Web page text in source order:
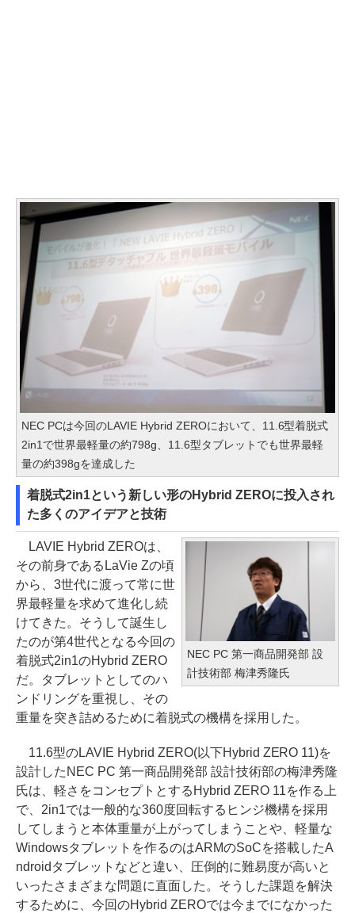
NEC PCは今回のLAVIE Hybrid ZEROにおいて、11.6型着脱式
2in1で世界最軽量の約798g、11.6型タブレットでも世界最軽
量の約398gを達成した
着脱式2in1という新しい形のHybrid ZEROに投入され
た多くのアイデアと技術
NEC PC 第一商品開発部 設
計技術部 梅津秀隆氏
LAVIE Hybrid ZEROは、
その前身であるLaVie Zの頃
から、3世代に渡って常に世
界最軽量を求めて進化し続
けてきた。そうして誕生し
たのが第4世代となる今回の
着脱式2in1のHybrid ZERO
だ。タブレットとしてのハ
ンドリングを重視し、その
重量を突き詰めるために着脱式の機構を採用した。
11.6型のLAVIE Hybrid ZERO(以下Hybrid ZERO 11)を
設計したNEC PC 第一商品開発部 設計技術部の梅津秀隆
氏は、軽さをコンセプトとするHybrid ZERO 11を作る上
で、2in1では一般的な360度回転するヒンジ機構を採用
してしまうと本体重量が上がってしまうことや、軽量な
Windowsタブレットを作るのはARMのSoCを搭載したA
ndroidタブレットなどと違い、圧倒的に難易度が高いと
いったさまざまな問題に直面した。そうした課題を解決
するために、今回のHybrid ZEROでは今までになかった